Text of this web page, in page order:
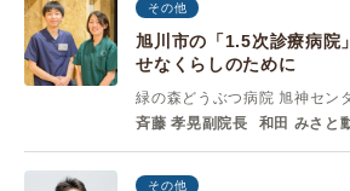
その他
旭川市の「1.5次診療病院
せなくらしのために
緑の森どうぶつ病院 旭神セン
斉藤 孝晃副院長
和田 みさと
その他